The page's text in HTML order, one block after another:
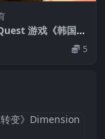
游戏《韩国花
Gostop VR
5
变》Dimension